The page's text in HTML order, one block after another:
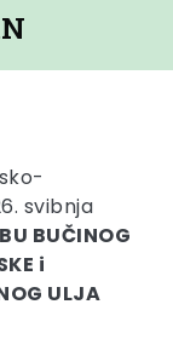
svibnja
BUČINOG
i
ULJA